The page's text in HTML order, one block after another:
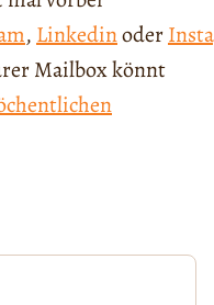
, Linkedinoder
Mailbox könnt